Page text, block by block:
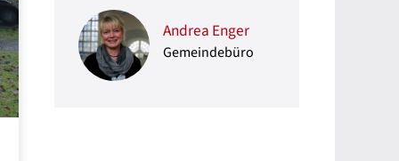
Andrea Enger
Gemeindebüro